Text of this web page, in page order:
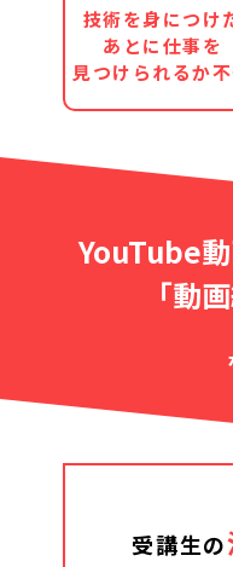
技術を身につけ
あとに仕事を
見つけられるか
YouTube
「動
受講生の